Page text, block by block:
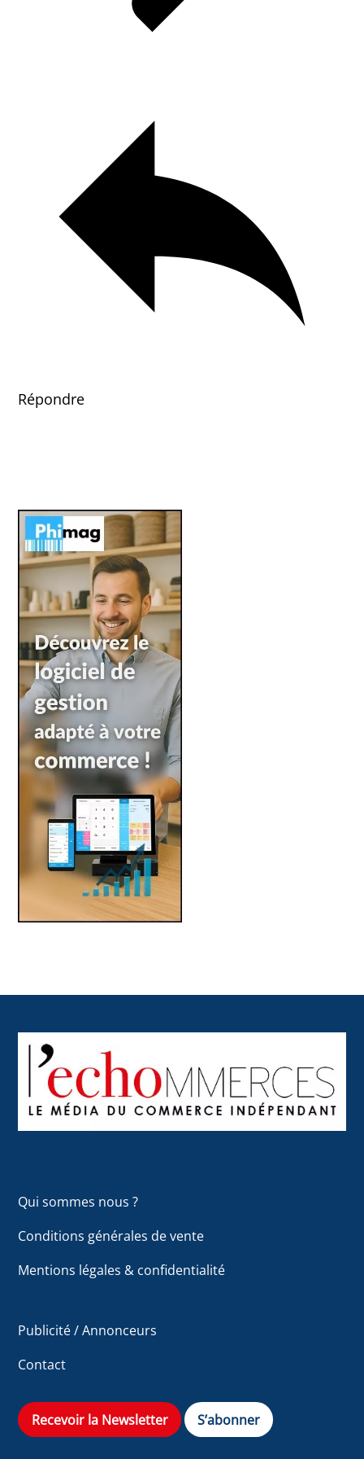
Répondre
To
Top
Qui sommes nous ?
Conditions générales de vente
Mentions légales & confidentialité
Publicité / Annonceurs
Contact
Recevoir la Newsletter S’abonner